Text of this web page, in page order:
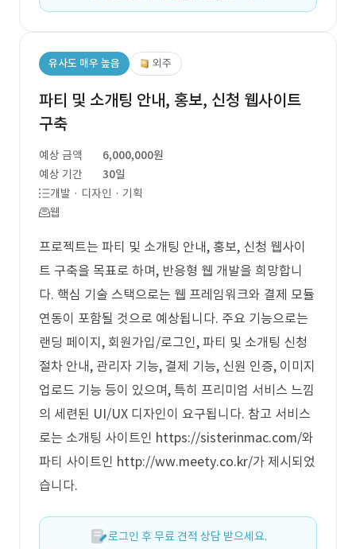
유사도 매우 높음 외주
파티 및 소개팅 안내, 홍보, 신청 웹사이트
구축
예상 금액
6,000,000원
예상 기간
30일
개발 · 디자인 · 기획
웹
프로젝트는 파티 및 소개팅 안내, 홍보, 신청 웹사이
트 구축을 목표로 하며, 반응형 웹 개발을 희망합니
다. 핵심 기술 스택으로는 웹 프레임워크와 결제 모듈
연동이 포함될 것으로 예상됩니다. 주요 기능으로는
랜딩 페이지, 회원가입/로그인, 파티 및 소개팅 신청
절차 안내, 관리자 기능, 결제 기능, 신원 인증, 이미지
업로드 기능 등이 있으며, 특히 프리미엄 서비스 느낌
의 세련된 UI/UX 디자인이 요구됩니다. 참고 서비스
로는 소개팅 사이트인 https://sisterinmac.com/와
파티 사이트인 http://ww.meety.co.kr/가 제시되었
습니다.
로그인 후 무료 견적 상담 받으세요.